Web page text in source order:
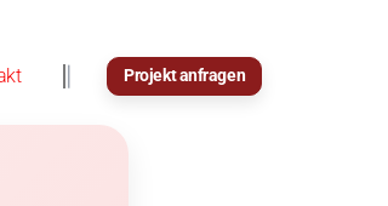
Projekt anfragen